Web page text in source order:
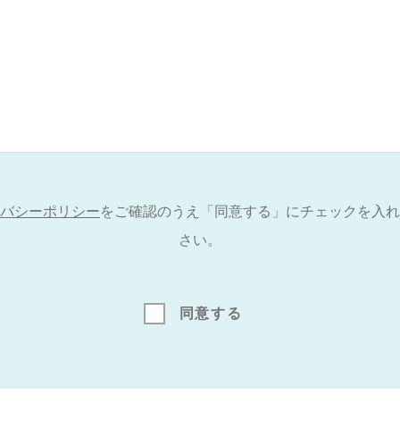
シーポリシーをご確認のうえ
「同意する」にチェックを入
さい。
同意する